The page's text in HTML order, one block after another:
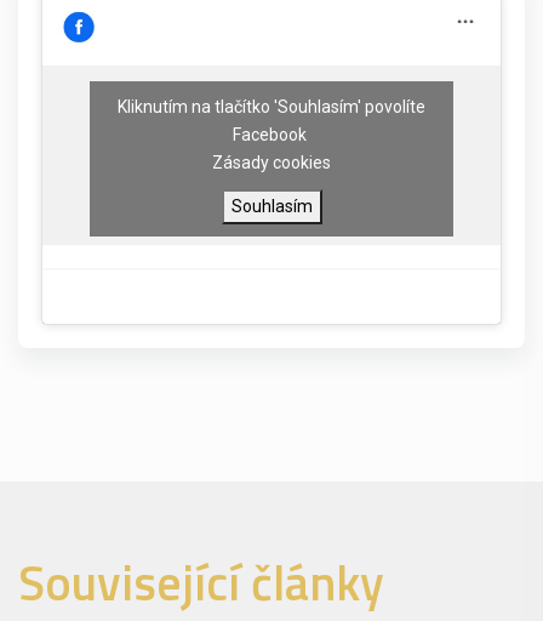
Kliknutím na tlačítko 'Souhlasím' povolíte
Facebook
Zásady cookies
Souhlasím
Související články